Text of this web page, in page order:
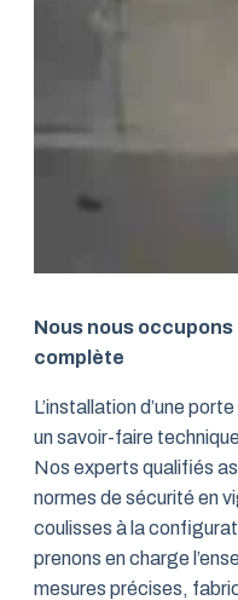
Nous nous
complète
L’installation d’une
un savoir-faire
Nos experts qualifiés
normes de sécurité en
coulisses à la
prenons en charge
mesures précises,